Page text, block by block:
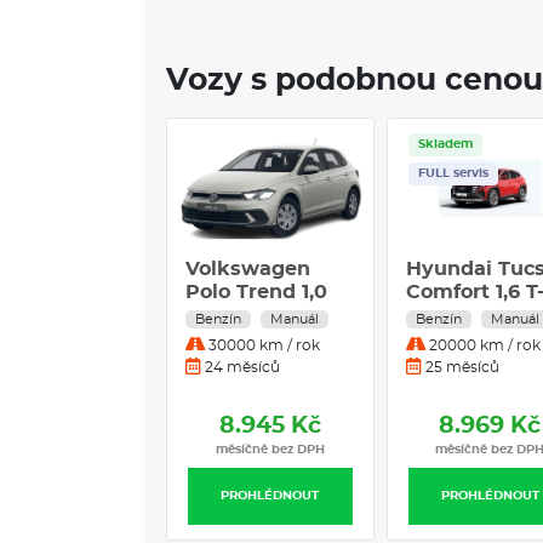
Vozy s podobnou cenou
Volkswagen
Polo Trend 1,0
MPI
Benzín Manuál
30000 km / rok
24 měsíců
PROHLÉDNOUT
8.945 Kč
měsíčně bez DPH
Skladem
FULL servis
Hyundai
Comfort 1,6 T-
GDI 118 kW
Červená
nemetalická
Benzín Manuál
20000 km / rok
25 měsíců
PROHLÉDNOUT
8.969 Kč
měsíčně bez DPH